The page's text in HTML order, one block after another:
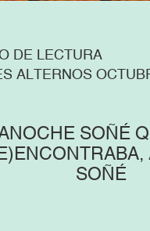
DE LECTURA
ALTERNOS
SOÑÉ
SOÑÉ